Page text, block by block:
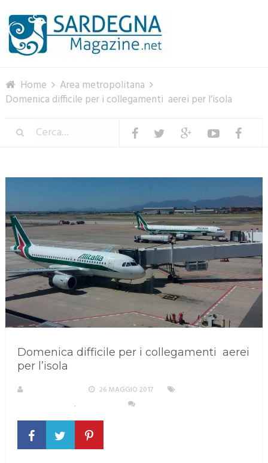
Home
Area metropolitana
Domenica difficile per i collegamenti aerei per l’isola
Domenica difficile per i collegamenti aerei
per l’isola
26 MAGGIO 2017
,